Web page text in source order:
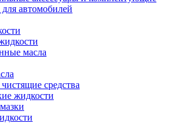
автомобилей
масла
средства
жидкости